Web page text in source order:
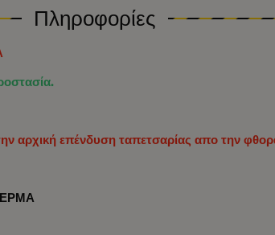
Πληροφορίες
αρχική επένδυση ταπετσαρίας απο την